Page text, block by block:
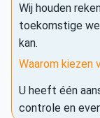
Wij houden
toekomstige
kan.
Waarom kiezen
U heeft één
controle en